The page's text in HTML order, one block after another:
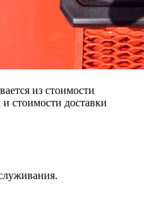
из стоимости
стоимости доставки